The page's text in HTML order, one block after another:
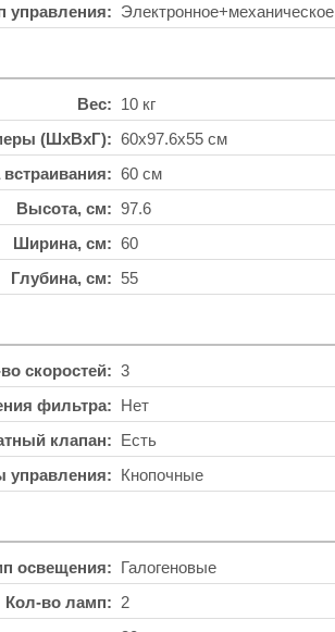
управления
Электронное+механическое
Вес
10 кг
(ШхВхГ)
60x97.6x55 см
60 см
Высота, см
97.6
Ширина, см
60
Глубина, см
55
скоростей
3
фильтра
Нет
клапан
Есть
управления
Кнопочные
освещения
Галогеновые
Кол-во ламп
2